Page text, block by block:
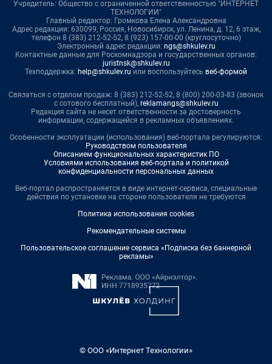
Учредитель: Общество с ограниченной ответственностью "ИНТЕРНЕТ
ТЕХНОЛОГИИ"
Главный редактор: Громкова Елена Александровна
Адрес редакции: 630099, Россия, Новосибирск, ул. Ленина, д. 12, 6 этаж,
телефон 8 (383) 212-52-52, 8 (923) 157-00-00 (круглосуточно)
Электронный адрес редакции: ngs@shkulev.ru
Контактные данные для Роскомнадзора и государственных органов:
juristnsk@shkulev.ru
Техподдержка: help@shkulev.ru или воспользуйтесь веб-формой
Связаться с отделом продаж: 8 (383) 212-52-52, 8 (800) 200-03-83 (звонок
с сотового бесплатный), reklamangs@shkulev.ru
Редакция сайта не несет ответственности за достоверность
информации, содержащейся в рекламных объявлениях.
Особенности эксплуатации (использования) веб-портала регулируются:
Руководством пользователя
Описанием функциональных характеристик ПО
Условиями использования веб-портала и политикой
конфиденциальности персональных данных
Веб-портал распространяется в виде интернет-сервиса, специальные
действия по установке на стороне пользователя не требуются
Политика использования cookies
Рекомендательные системы
Пользовательское соглашение сервиса «Подписка без баннерной
рекламы»
© ООО «Интернет Технологии»